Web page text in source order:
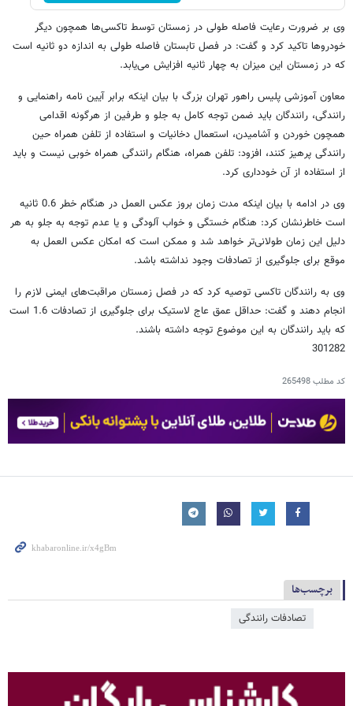
وی بر ضرورت رعایت فاصله طولی در زمستان توسط تاکسی‌ها همچون دیگر
خودروها تاکید کرد و گفت: در فصل تابستان فاصله طولی به اندازه دو ثانیه است
که در زمستان این میزان به چهار ثانیه افزایش می‌یابد.
معاون آموزشی پلیس راهور تهران بزرگ با بیان اینکه برابر آیین نامه راهنمایی و
رانندگی، رانندگان باید ضمن توجه کامل به جلو و طرفین از هرگونه اقدامی
همچون خوردن و آشامیدن، استعمال دخانیات و استفاده از تلفن همراه حین
رانندگی پرهیز کنند، افزود: تلفن همراه، هنگام رانندگی همراه خوبی نیست و باید
از استفاده از آن خودداری کرد.
وی در ادامه با بیان اینکه مدت زمان بروز عکس العمل در هنگام خطر 0.6 ثانیه
است خاطرنشان کرد: هنگام خستگی و خواب آلودگی و یا عدم توجه به جلو به هر
دلیل این زمان طولانی‌تر خواهد شد و ممکن است که امکان عکس العمل به
موقع برای جلوگیری از تصادفات وجود نداشته باشد.
وی به رانندگان تاکسی توصیه کرد که در فصل زمستان مراقبت‌های ایمنی لازم را
انجام دهند و گفت: حداقل عمق عاج لاستیک برای جلوگیری از تصادفات 1.6 است
که باید رانندگان به این موضوع توجه داشته باشند.
301282
کد مطلب265498
برچسب‌ها
تصادفات رانندگی